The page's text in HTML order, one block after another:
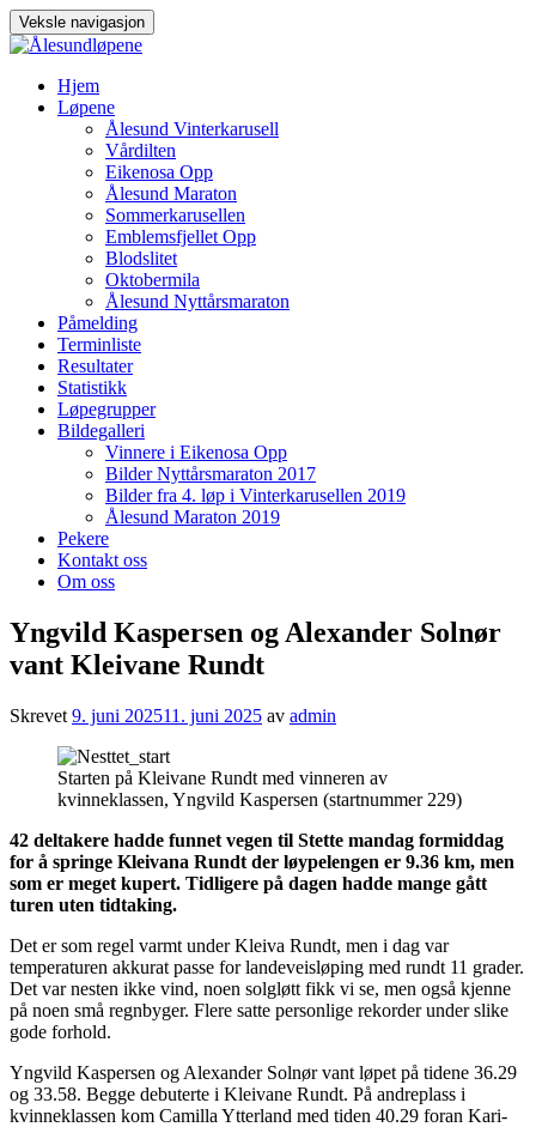
Veksle navigasjon
Hjem
Løpene
Ålesund Vinterkarusell
Vårdilten
Eikenosa Opp
Ålesund Maraton
Sommerkarusellen
Emblemsfjellet Opp
Blodslitet
Oktobermila
Ålesund Nyttårsmaraton
Påmelding
Terminliste
Resultater
Statistikk
Løpegrupper
Bildegalleri
Vinnere i Eikenosa Opp
Bilder Nyttårsmaraton 2017
Bilder fra 4. løp i Vinterkarusellen 2019
Ålesund Maraton 2019
Pekere
Kontakt oss
Om oss
Yngvild Kaspersen og Alexander Solnør
vant Kleivane Rundt
Skrevet 9. juni 202511. juni 2025 av admin
Starten på Kleivane Rundt med vinneren av
kvinneklassen, Yngvild Kaspersen (startnummer 229)
42 deltakere hadde funnet vegen til Stette mandag formiddag
for å springe Kleivana Rundt der løypelengen er 9.36 km, men
som er meget kupert. Tidligere på dagen hadde mange gått
turen uten tidtaking.
Det er som regel varmt under Kleiva Rundt, men i dag var
temperaturen akkurat passe for landeveisløping med rundt 11 grader.
Det var nesten ikke vind, noen solgløtt fikk vi se, men også kjenne
på noen små regnbyger. Flere satte personlige rekorder under slike
gode forhold.
Yngvild Kaspersen og Alexander Solnør vant løpet på tidene 36.29
og 33.58. Begge debuterte i Kleivane Rundt. På andreplass i
kvinneklassen kom Camilla Ytterland med tiden 40.29 foran Kari-